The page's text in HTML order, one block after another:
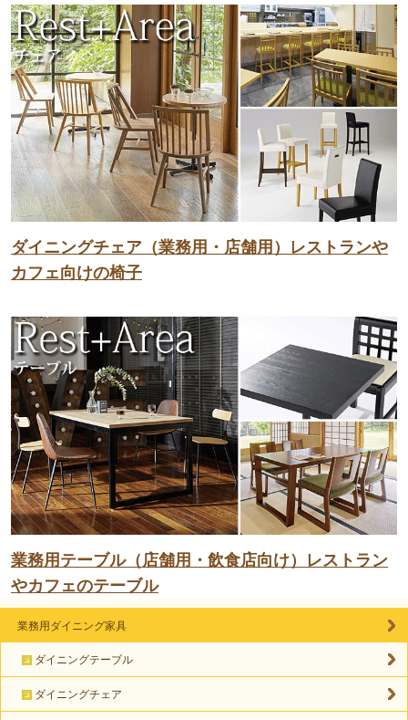
ダイニングチェア（業務用・店舗用）レストランや
カフェ向けの椅子
業務用テーブル（店舗用・飲食店向け）レストラン
やカフェのテーブル
業務用ダイニング家具
ダイニングテーブル
ダイニングチェア